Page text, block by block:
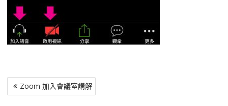
文
章
Zoom 加入會議室講解